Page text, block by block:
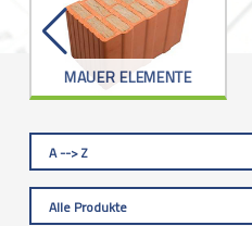
MAUER ELEMENTE
A --> Z
Alle Produkte